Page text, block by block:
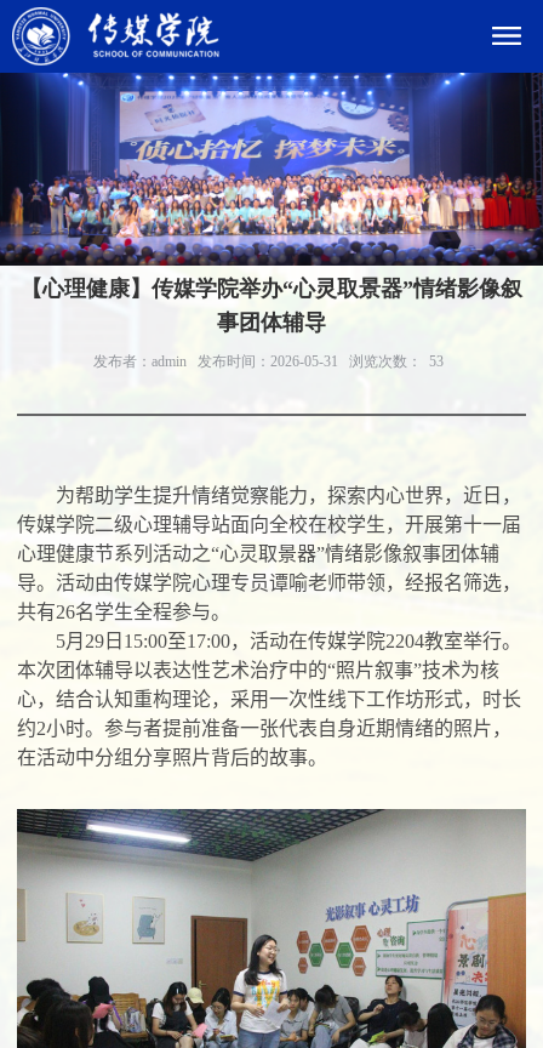
【心理健康】传媒学院举办“心灵取景器”情绪影像叙
事团体辅导
发布者：admin 发布时间：2026-05-31 浏览次数： 53
为帮助学生提升情绪觉察能力，探索内心世界，近日，
传媒学院二级心理辅导站面向全校在校学生，开展第十一届
心理健康节系列活动之“心灵取景器”情绪影像叙事团体辅
导。活动由传媒学院心理专员谭喻老师带领，经报名筛选，
共有26名学生全程参与。
5月 29日 15:00至17:00，活动在传媒学院2204教室举行。
本次团体辅导以表达性艺术治疗中的“照片叙事”技术为核
心，结合认知重构理论，采用一次性线下工作坊形式，时长
约2小时。参与者提前准备一张代表自身近期情绪的照片，
在活动中分组分享照片背后的故事。